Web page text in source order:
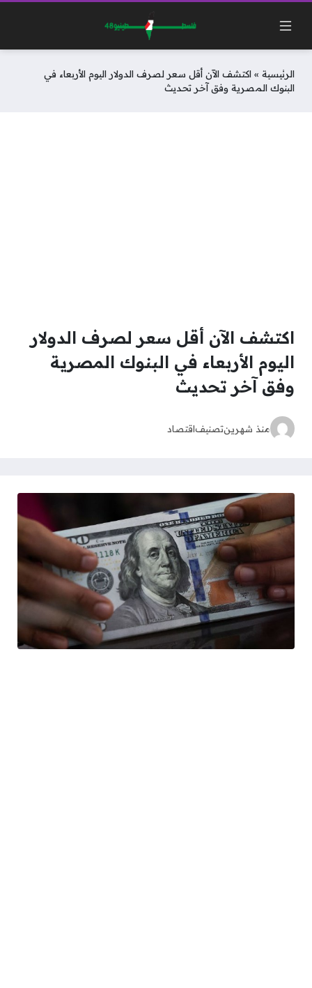
الرئيسية » اكتشف الآن أقل سعر لصرف الدولار اليوم الأربعاء في
البنوك المصرية وفق آخر تحديث
اكتشف الآن أقل سعر لصرف الدولار
اليوم الأربعاء في البنوك المصرية
وفق آخر تحديث
منذ شهرينتصنيفاقتصاد